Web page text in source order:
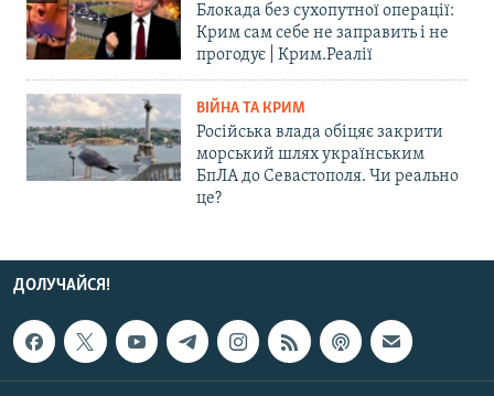
Блокада без сухопутної операції:
Крим сам себе не заправить і не
прогодує | Крим.Реалії
ВІЙНА ТА КРИМ
Російська влада обіцяє закрити
морський шлях українським
БпЛА до Севастополя. Чи реально
це?
ДОЛУЧАЙСЯ!